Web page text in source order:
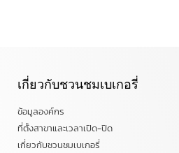
เกี่ยวกับชวนชมเบเกอรี่
ข้อมูลองค์กร
ที่ตั้งสาขาและเวลาเปิด-ปิด
เกี่ยวกับชวนชมเบเกอรี่